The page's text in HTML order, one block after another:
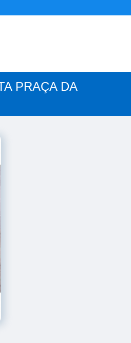
PRAÇA DA